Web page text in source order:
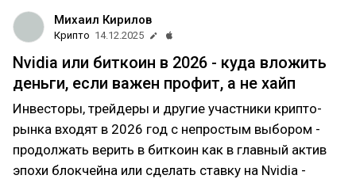
Михаил Кирилов
Крипто 14.12.2025
Nvidia или биткоин в 2026 - куда вложить
деньги, если важен профит, а не хайп
Инвесторы, трейдеры и другие участники крипто-
рынка входят в 2026 год с непростым выбором -
продолжать верить в биткоин как в главный актив
эпохи блокчейна или сделать ставку на Nvidia -